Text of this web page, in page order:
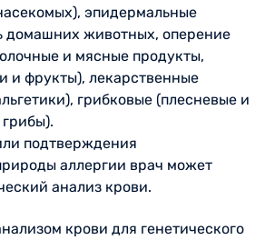
эпидермальные
домашних животных, оперение
и мясные продукты,
и фрукты), лекарственные
грибковые (плесневые и
подтверждения
аллергии врач может
анализ крови.
крови для генетического